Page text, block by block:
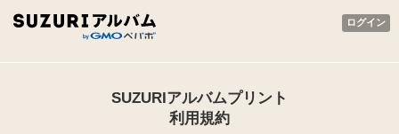
ログイン
SUZURIアルバムプリント
利用規約